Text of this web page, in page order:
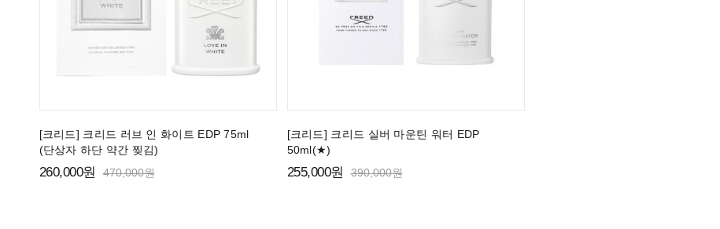
[크리드] 크리드 러브 인 화이트 EDP 75ml
(단상자 하단 약간 찢김)
260,000원 470,000원
[크리드] 크리드 실버 마운틴 워터 EDP
50ml(★)
255,000원 390,000원